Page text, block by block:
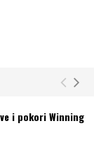
i pokori Winning